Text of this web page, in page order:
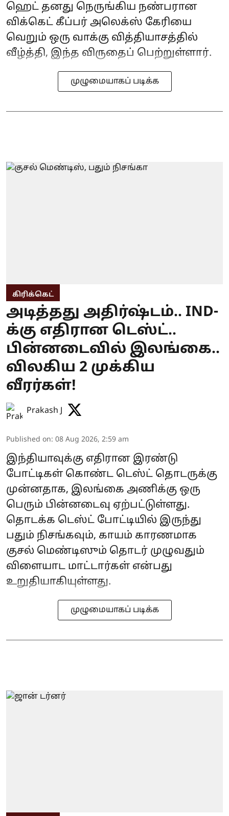
ஹெட் தனது நெருங்கிய நண்பரான
விக்கெட் கீப்பர் அலெக்ஸ் கேரியை
வெறும் ஒரு வாக்கு வித்தியாசத்தில்
வீழ்த்தி, இந்த விருதைப் பெற்றுள்ளார்.
முழுமையாகப் படிக்க
கிரிக்கெட்
அடித்தது அதிர்ஷ்டம்.. IND-
க்கு எதிரான டெஸ்ட்..
பின்னடைவில் இலங்கை..
விலகிய 2 முக்கிய
வீரர்கள்!
Prakash J
Published on: 08 Aug 2026, 2:59 am
இந்தியாவுக்கு எதிரான இரண்டு
போட்டிகள் கொண்ட டெஸ்ட் தொடருக்கு
முன்னதாக, இலங்கை அணிக்கு ஒரு
பெரும் பின்னடைவு ஏற்பட்டுள்ளது.
தொடக்க டெஸ்ட் போட்டியில் இருந்து
பதும் நிசங்கவும், காயம் காரணமாக
குசல் மெண்டிஸும் தொடர் முழுவதும்
விளையாட மாட்டார்கள் என்பது
உறுதியாகியுள்ளது.
முழுமையாகப் படிக்க